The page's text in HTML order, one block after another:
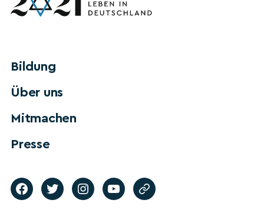
Bildung
Über uns
Mitmachen
Presse